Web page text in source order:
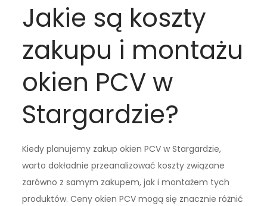
Jakie są koszty
zakupu i montażu
okien PCV w
Stargardzie?
Kiedy planujemy zakup okien PCV w Stargardzie,
warto dokładnie przeanalizować koszty związane
zarówno z samym zakupem, jak i montażem tych
produktów. Ceny okien PCV mogą się znacznie różnić